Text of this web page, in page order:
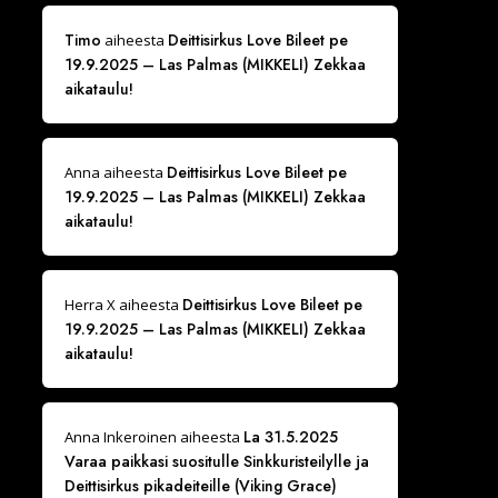
Timo aiheesta Deittisirkus Love Bileet pe
19.9.2025 – Las Palmas (MIKKELI) Zekkaa
aikataulu!
Anna aiheesta Deittisirkus Love Bileet pe
19.9.2025 – Las Palmas (MIKKELI) Zekkaa
aikataulu!
Herra Xaiheesta Deittisirkus Love Bileet pe
19.9.2025 – Las Palmas (MIKKELI) Zekkaa
aikataulu!
Anna Inkeroinen aiheesta La 31.5.2025
Varaa paikkasi suositulle Sinkkuristeilylle ja
Deittisirkus pikadeiteille (Viking Grace)